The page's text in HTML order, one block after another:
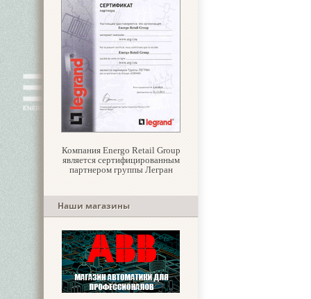
Компания Energo Retail Group
является сертифицированным
партнером группы Легран
Наши магазины